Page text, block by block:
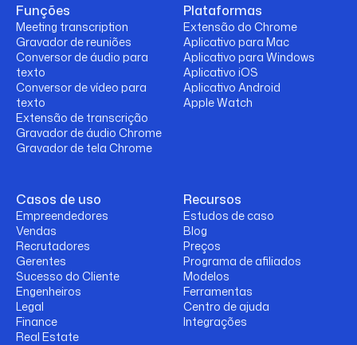
Funções
Meeting transcription
Gravador de reuniões
Conversor de áudio para
texto
Conversor de vídeo para
texto
Extensão de transcrição
Gravador de áudio Chrome
Gravador de tela Chrome
Plataformas
Extensão do Chrome
Aplicativo para Mac
Aplicativo para Windows
Aplicativo iOS
Aplicativo Android
Apple Watch
Casos de uso
Empreendedores
Vendas
Recrutadores
Gerentes
Sucesso do Cliente
Engenheiros
Legal
Finance
Real Estate
Recursos
Estudos de caso
Blog
Preços
Programa de afiliados
Modelos
Ferramentas
Centro de ajuda
Integrações